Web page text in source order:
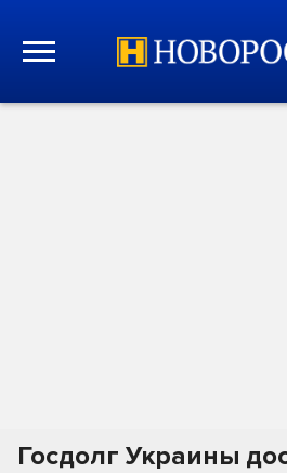
Госдолг Украины